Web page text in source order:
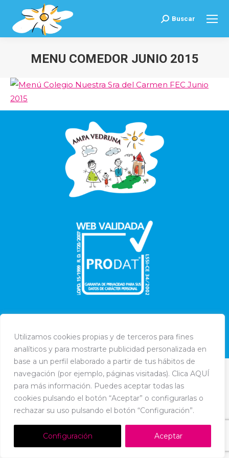
Utilizamos cookies propias y de terceros para fines
analíticos y para mostrarte publicidad personalizada en
base a un perfil elaborado a partir de tus hábitos de
navegación (por ejemplo, páginas visitadas). Clica AQUÍ
para más información. Puedes aceptar todas las
cookies pulsando el botón “Aceptar” o configurarlas o
rechazar su uso pulsando el botón “Configuración”.
Configuración Aceptar
Buscar:
Buscar
MENU COMEDOR JUNIO 2015
Dream-Theme — trulypremium WordPress themes
Política de Cookies-Política de Privacidad-Aviso Legal